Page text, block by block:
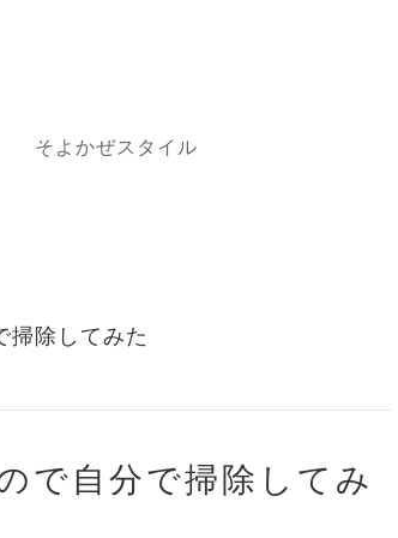
そよかぜスタイル
掃除してみた
で自分で掃除してみ